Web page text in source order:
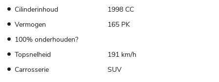
Cilinderinhoud
1998 CC
Vermogen
165 PK
100% onderhouden?
Topsnelheid
191 km/h
Carrosserie
SUV